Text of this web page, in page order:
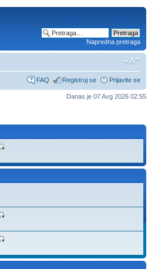
Napredna pretraga
FAQ Registruj se Prijavite se
Danas je 07 Avg 2026 02:55